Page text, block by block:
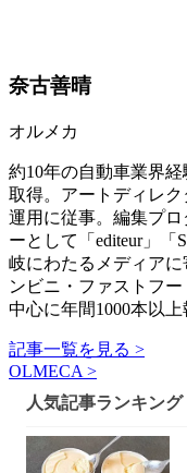
奈古善晴
オルメカ
約10年の自動車業界
取得。アートディレ
運用に従事。編集プ
ーとして「editeur」
岐にわたるメディア
ンビニ・ファストフ
中心に年間1000本以上
記事一覧を見る >
OLMECA >
人気記事ランキング